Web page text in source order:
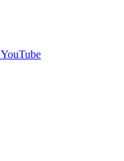
YouTube